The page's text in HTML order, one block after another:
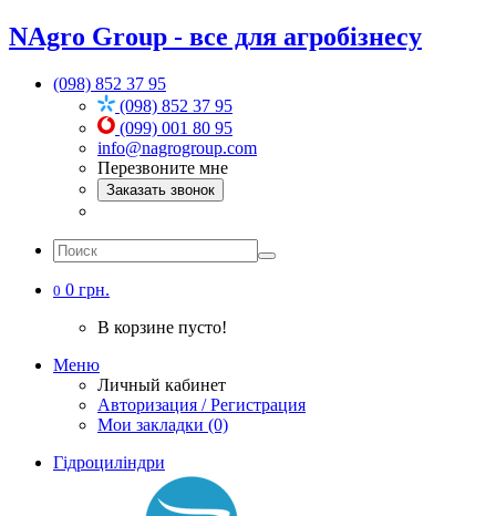
NAgro Group - все для агробізнесу
(098) 852 37 95
(098) 852 37 95
(099) 001 80 95
info@nagrogroup.com
Перезвоните мне
Заказать звонок
0 0 грн.
В корзине пусто!
Меню
Личный кабинет
Авторизация / Регистрация
Мои закладки (0)
Гідроциліндри